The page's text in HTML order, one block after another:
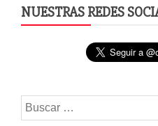
NUESTRAS REDES
Buscar: